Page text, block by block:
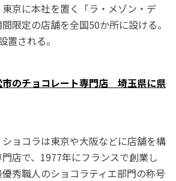
京に本社を置く「ラ・メゾン・デ
限定の店舗を全国50か所に設ける。
置される。
市のチョコレート専門店 埼玉県に県
ョコラは東京や大阪などに店舗を構
店で、1977年にフランスで創業し
秀職人のショコラティエ部門の称号